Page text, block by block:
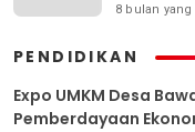
8 bulan yang
PENDIDIKAN
Expo UMKM Desa
Pemberdayaan